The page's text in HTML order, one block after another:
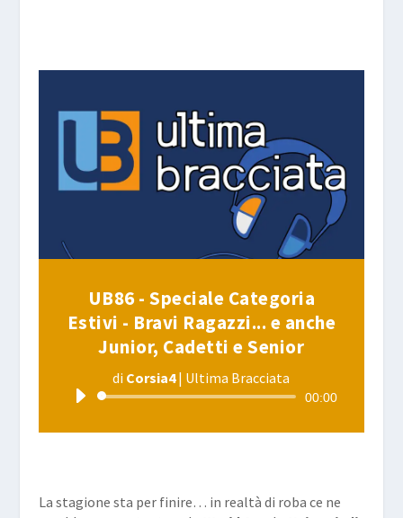
UB86 - Speciale Categoria
Estivi - Bravi Ragazzi... e anche
Junior, Cadetti e Senior
di Corsia4| Ultima Bracciata
Audio
00:00
La stagione sta per finire… in realtà di roba ce ne